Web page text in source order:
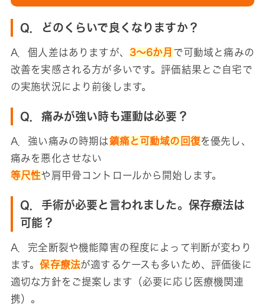
Q．どのくらいで良くなりますか？
A．個人差はありますが、 3〜6か月 で可動域と痛みの
改善を実感される方が多いです。評価結果とご自宅で
の実施状況により前後します。
Q．痛みが強い時も運動は必要？
A．強い痛みの時期は鎮痛と可動域の回復を優先し、
痛みを悪化させない
等尺性や肩甲骨コントロールから開始します。
Q．手術が必要と言われました。保存療法は
可能？
A．完全断裂や機能障害の程度によって判断が変わり
ます。保存療法が適するケースも多いため、評価後に
適切な方針をご提案します（必要に応じ医療機関連
携）。